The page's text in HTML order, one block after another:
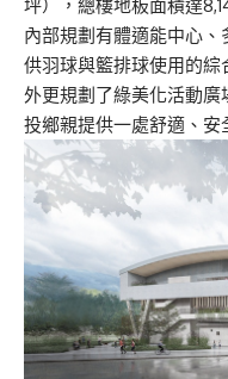
坪），總樓地板面積達
內部規劃有體適能中心
供羽球與籃排球使用的
外更規劃了綠美化活動
投鄉親提供一處舒適、安